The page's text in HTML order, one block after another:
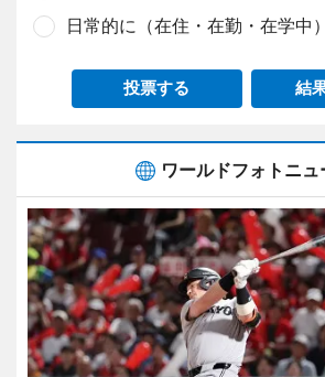
日常的に（在住・在勤・在学中）
投票する 結
ワールドフォトニュ